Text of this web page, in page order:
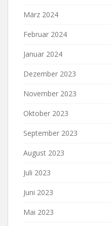
März 2024
Februar 2024
Januar 2024
Dezember 2023
November 2023
Oktober 2023
September 2023
August 2023
Juli 2023
Juni 2023
Mai 2023